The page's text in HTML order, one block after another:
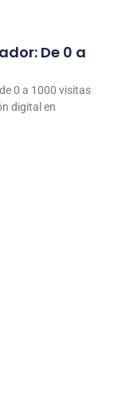
De 0 a
0 a 1000 visitas
digital en